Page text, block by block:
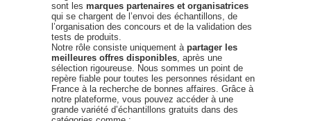
sont les marques partenaires et organisatrices
qui se chargent de l’envoi des échantillons, de
l’organisation des concours et de la validation des
tests de produits.
Notre rôle consiste uniquement à partager les
meilleures offres disponibles, après une
sélection rigoureuse. Nous sommes un point de
repère fiable pour toutes les personnes résidant en
France à la recherche de bonnes affaires. Grâce à
notre plateforme, vous pouvez accéder à une
grande variété d’échantillons gratuits dans des